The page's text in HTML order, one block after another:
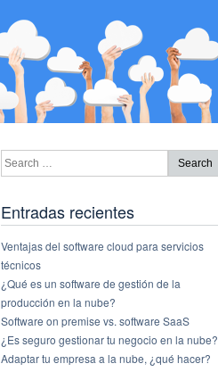
Entradas recientes
Ventajas del software cloud para servicios
técnicos
¿Qué es un software de gestión de la
producción en la nube?
Software on premise vs. software SaaS
¿Es seguro gestionar tu negocio en la nube?
Adaptar tu empresa a la nube, ¿qué hacer?